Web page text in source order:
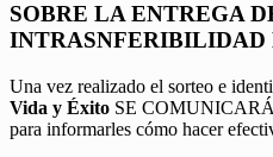
SOBRE LA ENTREGA
INTRASNFERIBILIDAD
Una vez realizado el sorteo e
Vida y Éxito SE
para informarles cómo hacer